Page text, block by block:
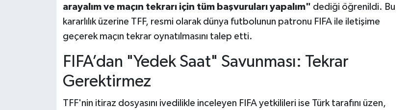
arayalım ve maçın tekrarı için tüm başvuruları yapalım" dediği öğrenildi. Bu
kararlılık üzerine TFF, resmi olarak dünya futbolunun patronu FIFA ile iletişime
geçerek maçın tekrar oynatılmasını talep etti.
FIFA’dan "Yedek Saat" Savunması: Tekrar
Gerektirmez
TFF'nin itiraz dosyasını ivedilikle inceleyen FIFA yetkilileri ise Türk tarafını üzen,